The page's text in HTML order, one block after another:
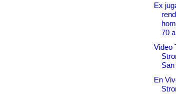
Ex
70
Video
En